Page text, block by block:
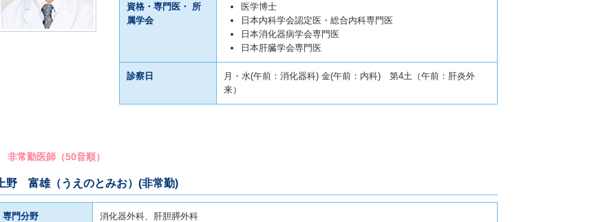
資格・専門医・ 所
属学会
医学博士
日本内科学会認定医・総合内科専門医
日本消化器病学会専門医
日本肝臓学会専門医
診察日
月・水(午前：消化器科) 金(午前：内科) 第4土（午前：肝炎外
来）
非常勤医師（50音順）
上野 富雄（うえのとみお）(非常勤)
専門分野 消化器外科、肝胆膵外科